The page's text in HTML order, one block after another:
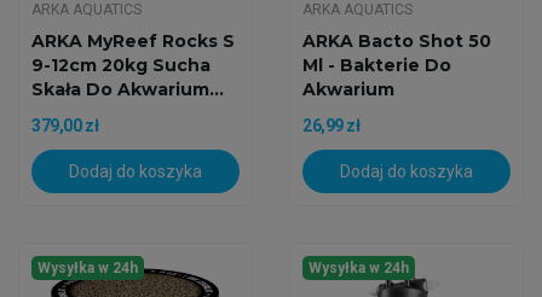
ARKA AQUATICS
ARKA MyReef Rocks S
9-12cm 20kg Sucha
Skała Do Akwarium...
379,00 zł
Dodaj do koszyka
ARKA AQUATICS
ARKA Bacto Shot 50
Ml - Bakterie Do
Akwarium
26,99 zł
Dodaj do koszyka
Wysyłka w 24h Wysyłka w 24h